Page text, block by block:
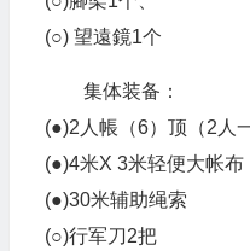
(○) 望遠鏡1个
集体装备：
(●)2人帳（6）顶（2人
(●)4米X 3米轻便大帐布
(●)30米辅助绳索
(○)行军刀2把